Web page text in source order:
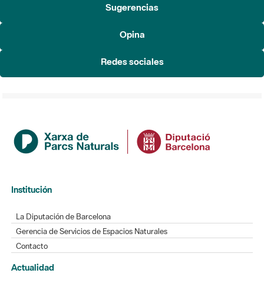
Sugerencias
Opina
Redes sociales
Institución
La Diputación de Barcelona
Gerencia de Servicios de Espacios Naturales
Contacto
Actualidad